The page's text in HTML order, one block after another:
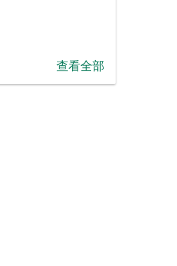
查看全部